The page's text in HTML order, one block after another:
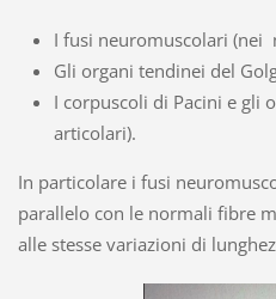
I fusi neuromuscolari (nei
Gli organi tendinei del
I corpuscoli di Pacini e gli
articolari).
In particolare i fusi
parallelo con le normali fibre
alle stesse variazioni di